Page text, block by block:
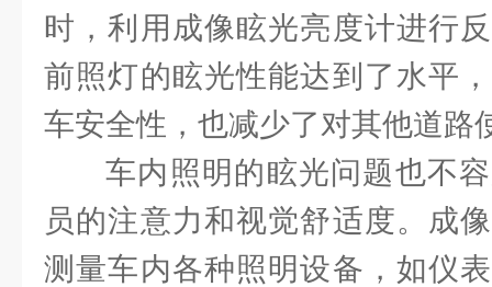
时，利用成像眩光亮度计进行
前照灯的眩光性能达到了水平
车安全性，也减少了对其他道路
车内照明的眩光问题也不
员的注意力和视觉舒适度。成
测量车内各种照明设备，如仪